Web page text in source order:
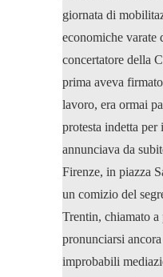
giornata di
economiche
concertatore della
prima aveva
lavoro, era ormai
protesta indetta per
annunciava da
Firenze, in piazza
un comizio del
Trentin, chiamato a
pronunciarsi
improbabili